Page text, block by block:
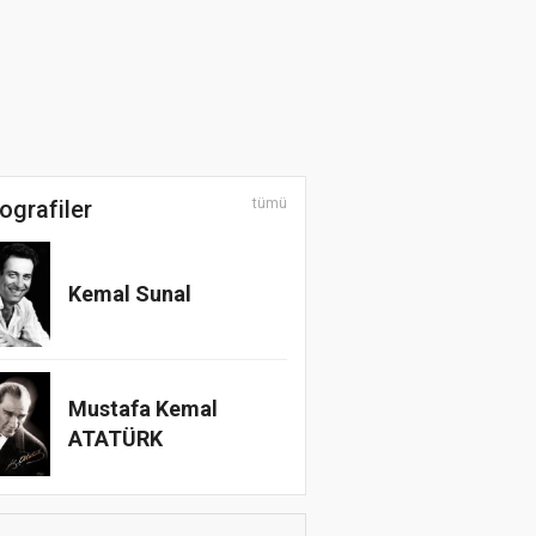
tümü
Kemal Sunal
Mustafa Kemal
ATATÜRK